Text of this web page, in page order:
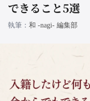
できること5選
執筆 和 -nagi- 編集部